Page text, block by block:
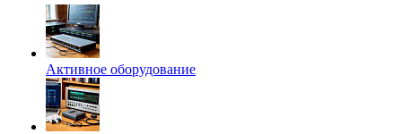
Активное оборудование